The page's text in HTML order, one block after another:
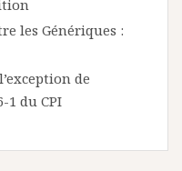
les Génériques :
de
1 du CPI